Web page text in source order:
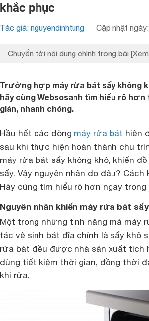
khắc phục
Tác giả: nguyendinhtung Cập nhật
Chuyển tới nội dung chính trong bài
Trường hợp máy rửa bát sấy không
hãy cùng Websosanh tìm hiểu rõ
giản, nhanh chóng.
Hầu hết các dòng máy rửa bát hiện
sau khi thực hiện hoàn thành chu
máy rửa bát sấy không khô, khiến
sấy. Vậy nguyên nhân do đâu?
Hãy cùng tìm hiểu rõ hơn ngay trong
Nguyên nhân khiến máy rửa bát
Một trong những tính năng mà máy
tác vệ sinh bát đĩa chính là sấy khô
rửa bát đều được nhà sản xuất tích
dùng tiết kiệm thời gian, đồng thời
khi rửa.